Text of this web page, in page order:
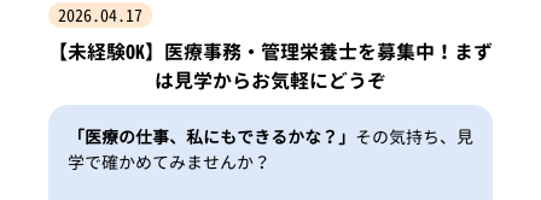
2026.04.17
【未経験OK】医療事務・管理栄養士を募集中！まず
は見学からお気軽にどうぞ
「医療の仕事、私にもできるかな？」 その気持ち、見
学で確かめてみませんか？